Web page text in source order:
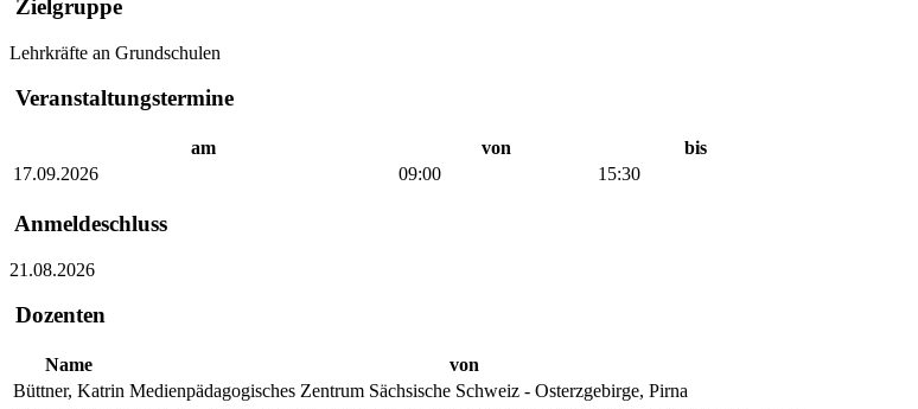
Zielgruppe
Lehrkräfte an Grundschulen
Veranstaltungstermine
am von
bis
17.09.2026
09:00 15:30
Anmeldeschluss
21.08.2026
Dozenten
Name
von
Büttner, Katrin Medienpädagogisches Zentrum Sächsische Schweiz - Osterzgebirge, Pirna